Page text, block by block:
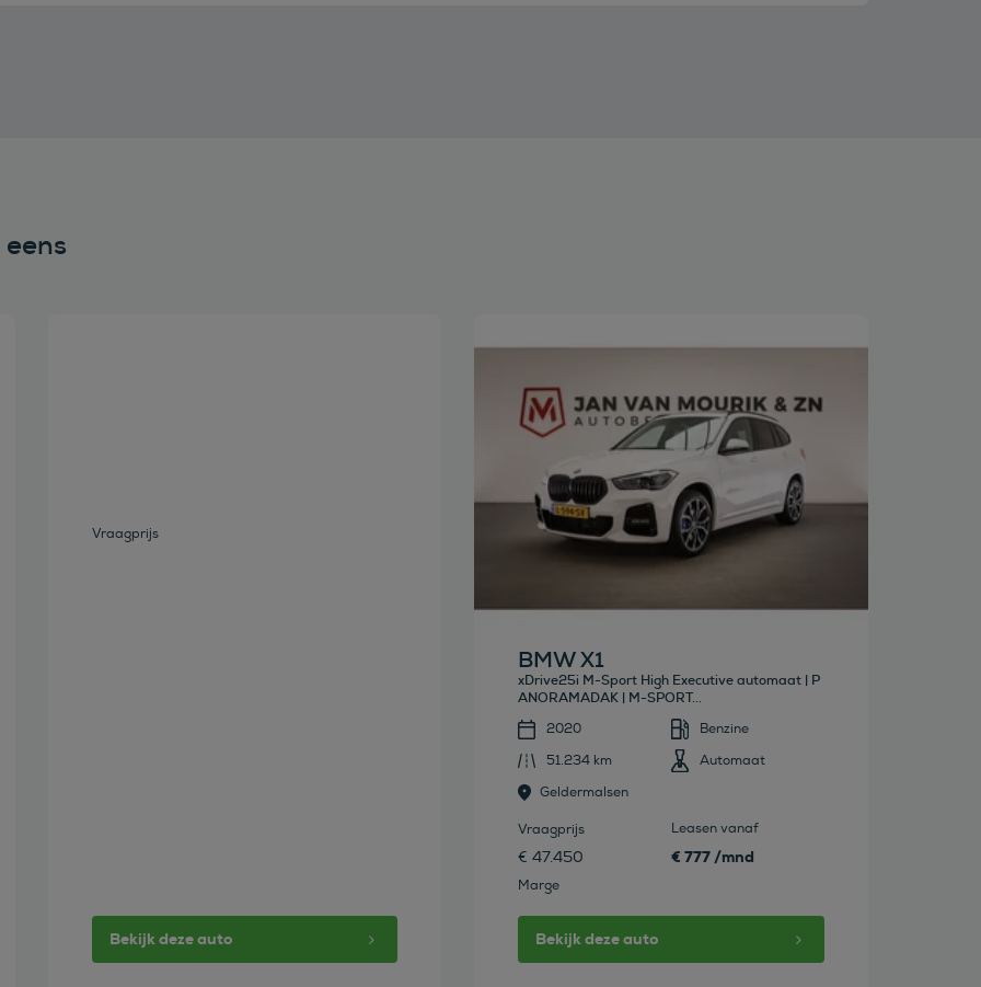
Vraagprijs
Bekijk deze auto
Bekijk deze auto
BMW X1
xDrive25i M-Sport High Executive automaat | P
ANORAMADAK | M-SPORT...
2020
Benzine
51.234 km
Automaat
Geldermalsen
Vraagprijs
€ 47.450
Marge
Leasen vanaf
€ 777 /mnd
Bekijk deze auto